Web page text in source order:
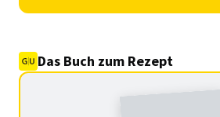
Das Buch zum Rezept